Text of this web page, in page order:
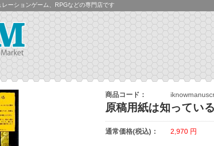
ーションゲーム、RPGなどの専門店です
商品コード：
原稿用紙は知っている
通常価格(税込)： 2,970 円